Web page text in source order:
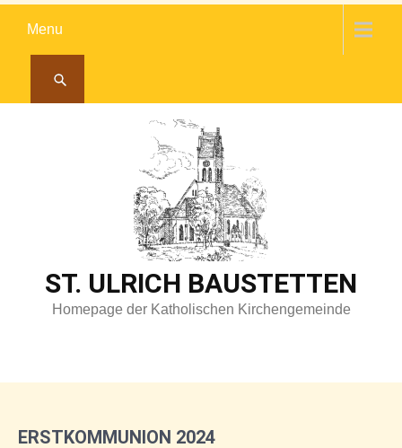
Menu
ST. ULRICH BAUSTETTEN
Homepage der Katholischen Kirchengemeinde
ERSTKOMMUNION 2024